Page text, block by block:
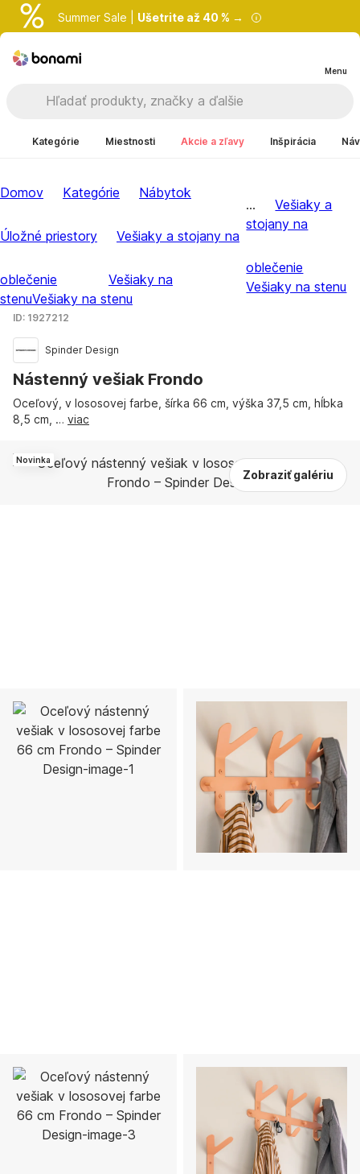
Summer Sale | Ušetrite až 40 % →
Menu
Kategórie Miestnosti Akcie a zľavy Inšpirácia
Domov Kategórie Nábytok
Úložné priestory Vešiaky a stojany na
oblečenie
Vešiaky na
stenuVešiaky na stenu
...
Vešiaky a
stojany na
oblečenie
Vešiaky na stenu
Zobraziť galériu
Novinka
ID: 1927212
Spinder Design
Nástenný vešiak Frondo
Oceľový, v lososovej farbe, šírka 66 cm, výška 37,5 cm, hĺbka
8,5 cm , … viac